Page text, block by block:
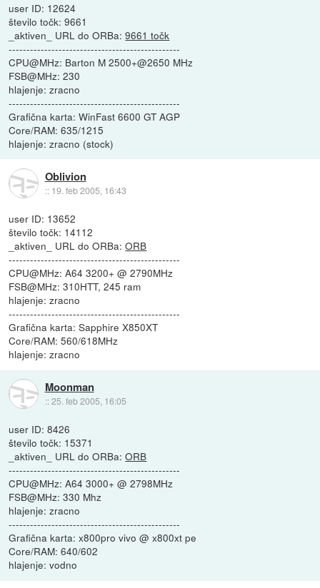
user ID: 12624
število točk: 9661
_aktiven_ URL do ORBa:9661 točk
------------------------------------------------
CPU@MHz: Barton M 2500+@2650 MHz
FSB@MHz: 230
hlajenje: zracno
------------------------------------------------
Grafična karta: WinFast 6600 GT AGP
Core/RAM: 635/1215
hlajenje: zracno (stock)
Oblivion
:: 19. feb 2005, 16:43
user ID: 13652
število točk: 14112
_aktiven_ URL do ORBa:ORB
------------------------------------------------
CPU@MHz: A64 3200+ @ 2790MHz
FSB@MHz: 310HTT, 245 ram
hlajenje: zracno
------------------------------------------------
Grafična karta: Sapphire X850XT
Core/RAM: 560/618MHz
hlajenje: zracno
Moonman
::25. feb 2005, 16:05
user ID: 8426
število točk: 15371
_aktiven_ URL do ORBa:ORB
------------------------------------------------
CPU@MHz: A64 3000+ @ 2798MHz
FSB@MHz: 330 Mhz
hlajenje: zracno
------------------------------------------------
Grafična karta: x800pro vivo @ x800xt pe
Core/RAM: 640/602
hlajenje: vodno